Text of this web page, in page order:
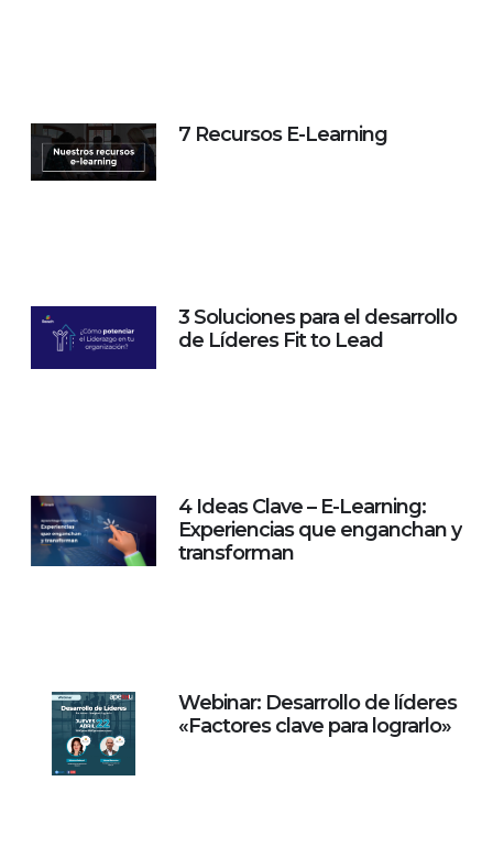
7 Recursos E-Learning
3 Soluciones para el desarrollo
de Líderes Fit to Lead
4 Ideas Clave – E-Learning:
Experiencias que enganchan y
transforman
Webinar: Desarrollo de líderes
«Factores clave para lograrlo»